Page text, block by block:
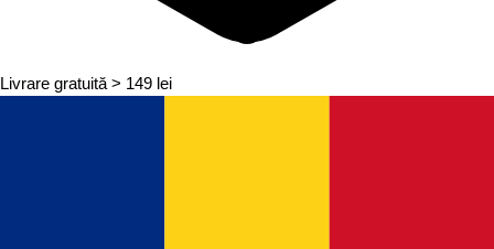
Livrare gratuită > 149 lei